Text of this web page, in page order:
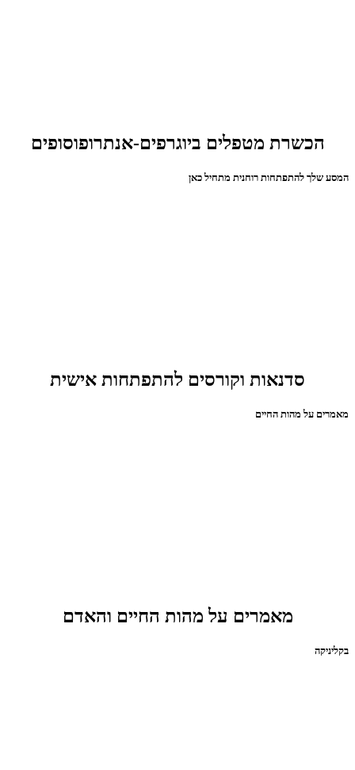
הכשרת מטפלים ביוגרפים-אנתרופוסופים
המסע שלך להתפתחות רוחנית מתחיל כאן
סדנאות וקורסים להתפתחות אישית
מאמרים על מהות החיים
מאמרים על מהות החיים והאדם
בקליניקה